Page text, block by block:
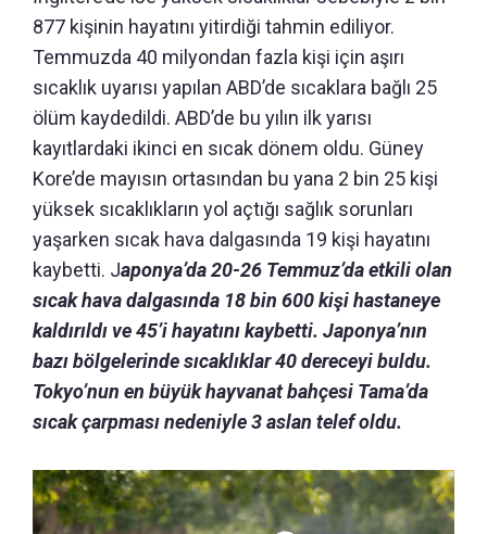
877 kişinin hayatını yitirdiği tahmin ediliyor.
Temmuzda 40 milyondan fazla kişi için aşırı
sıcaklık uyarısı yapılan ABD’de sıcaklara bağlı 25
ölüm kaydedildi. ABD’de bu yılın ilk yarısı
kayıtlardaki ikinci en sıcak dönem oldu. Güney
Kore’de mayısın ortasından bu yana 2 bin 25 kişi
yüksek sıcaklıkların yol açtığı sağlık sorunları
yaşarken sıcak hava dalgasında 19 kişi hayatını
kaybetti. Japonya’da 20-26 Temmuz’da etkili olan
sıcak hava dalgasında 18 bin 600 kişi hastaneye
kaldırıldı ve 45’i hayatını kaybetti. Japonya’nın
bazı bölgelerinde sıcaklıklar 40 dereceyi buldu.
Tokyo’nun en büyük hayvanat bahçesi Tama’da
sıcak çarpması nedeniyle 3 aslan telef oldu.